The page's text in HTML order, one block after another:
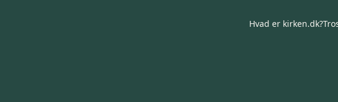
Hvad er kirken.dk?